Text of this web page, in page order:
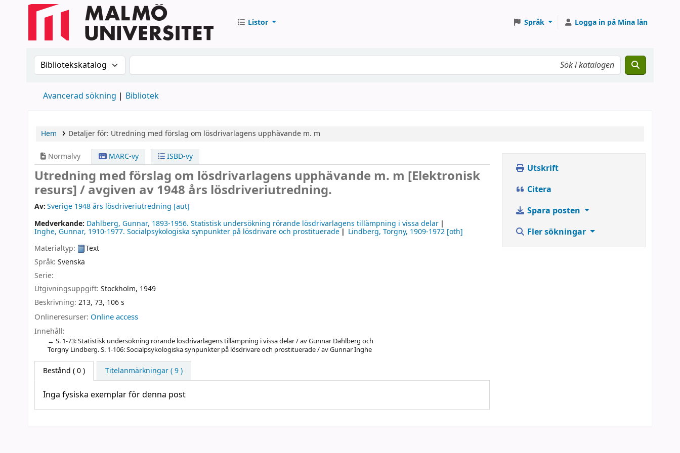
Listor Språk Logga in på Mina lån
Sök i katalogen efter:Sök i katalogen
Avancerad sökning Bibliotek
Hem Detaljer för: Utredning med förslag om lösdrivarlagens upphävande m. m
Normalvy MARC-vy ISBD-vy
Utredning med förslag om lösdrivarlagens upphävande m. m [Elektronisk
resurs] /avgiven av 1948 års lösdriveriutredning.
Av:Sverige 1948 års lösdriveriutredning [aut]
Medverkande: Dahlberg, Gunnar, 1893-1956. Statistisk undersökning rörande lösdrivarlagens tillämpning i vissa delar
Inghe, Gunnar, 1910-1977. Socialpsykologiska synpunkter på lösdrivare och prostituerade Lindberg, Torgny, 1909-1972 [oth]
Materialtyp:
Text
Språk: Svenska
Serie:
Utgivningsuppgift: Stockholm, 1949
Beskrivning: 213, 73, 106 s
Onlineresurser: Online access
Innehåll:
S. 1-73: Statistisk undersökning rörande lösdrivarlagens tillämpning i vissa delar / av Gunnar Dahlberg och
Torgny Lindberg. S. 1-106: Socialpsykologiska synpunkter på lösdrivare och prostituerade / av Gunnar Inghe
Bestånd ( 0 ) Titelanmärkningar ( 9 )
Inga fysiska exemplar för denna post
Utskrift
Citera
Spara posten
Fler sökningar